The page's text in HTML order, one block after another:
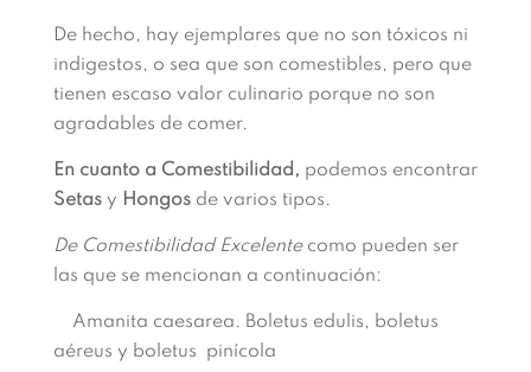
De hecho, hay ejemplares que no son tóxicos ni
indigestos, o sea que son comestibles, pero que
tienen escaso valor culinario porque no son
agradables de comer.
En cuanto a Comestibilidad, podemos encontrar
Setasy Hongosde varios tipos.
De Comestibilidad Excelentecomo pueden ser
las que se mencionan a continuación:
Amanita caesarea. Boletus edulis, boletus
aéreus y boletus pinícola